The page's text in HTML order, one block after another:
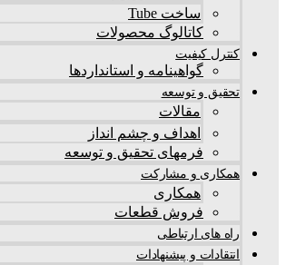
ساخت Tube
کاتالوگ محصولات
کنترل کیفیت
گواهينامه و استانداردها
تحقيق و توسعه
مقالات
اهداف و چشم انداز
فرمهای تحقیق و توسعه
همکاری و مشارکت
همکاری
فروش قطعات
راه های ارتباطی
انتقادات و پيشنهادات